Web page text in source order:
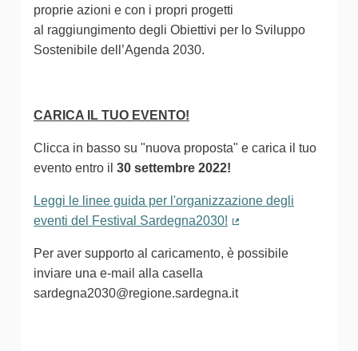
proprie azioni e con i propri progetti
al raggiungimento degli Obiettivi per lo Sviluppo
Sostenibile dell’Agenda 2030.
CARICA IL TUO EVENTO!
Clicca in basso su "nuova proposta" e carica il tuo
evento entro il 30 settembre 2022!
Leggi le linee guida per l'organizzazione degli
eventi del Festival Sardegna2030!
Per aver supporto al caricamento, è possibile
inviare una e-mail alla casella
sardegna2030@regione.sardegna.it